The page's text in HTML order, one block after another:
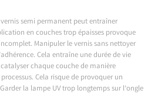
semi permanent peut entraîner
en couches trop épaisses provoque
Manipuler le vernis sans nettoyer
Cela entraîne une durée de vie
chaque couche de manière
Cela risque de provoquer un
la lampe UV trop longtemps sur l’ongle